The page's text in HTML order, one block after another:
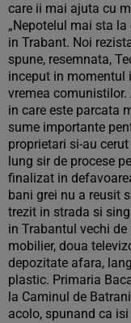
care ii mai ajuta cu
„Nepotelul mai sta
in Trabant. Noi
spune, resemnata,
inceput in momentul
vremea
in care este parcata
sume importante
proprietari si-au
lung sir de procese
finalizat in
bani grei nu a reusit
trezit in strada si
in Trabantul vechi de
mobilier, doua
depozitate afara,
plastic. Primaria
la Caminul de
acolo, spunand ca